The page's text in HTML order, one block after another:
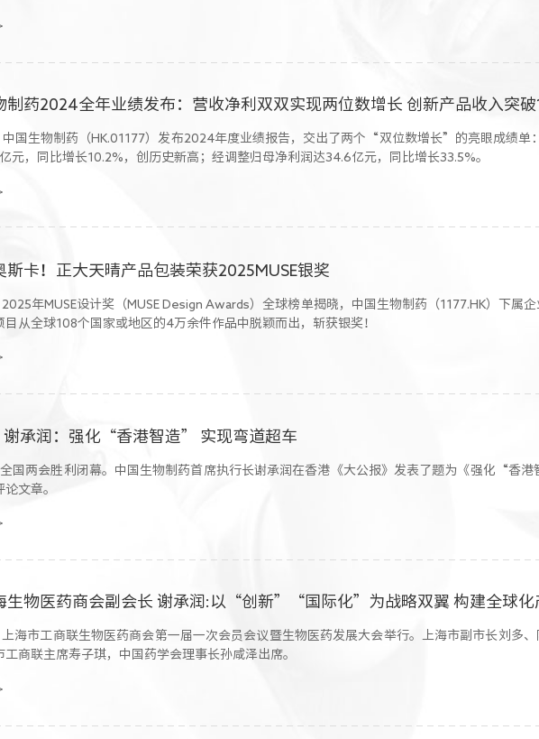
国生物制药（HK.01177）发布2024年度业绩报告，交出了两个“双位数增长”的亮眼成绩单
元，同比增长10.2%，创历史新高；经调整归母净利润达34.6亿元，同比增长33.5%。
斯卡！正大天晴产品包装荣获2025MUSE银奖
年MUSE设计奖（MUSE Design Awards）全球榜单揭晓，中国生物制药（1177.HK）下属
目从全球108个国家或地区的4万余件作品中脱颖而出，斩获银奖！
谢承润：强化“香港智造” 实现弯道超车
国两会胜利闭幕。中国生物制药首席执行长谢承润在香港《大公报》发表了题为《强化“香
文章。
海市工商联生物医药商会第一届一次会员会议暨生物医药发展大会举行。上海市副市长刘多
工商联主席寿子琪，中国药学会理事长孙咸泽出席。